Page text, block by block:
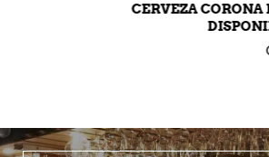
CERVEZA CORONA EXTRA 355
DISPONIBLE –